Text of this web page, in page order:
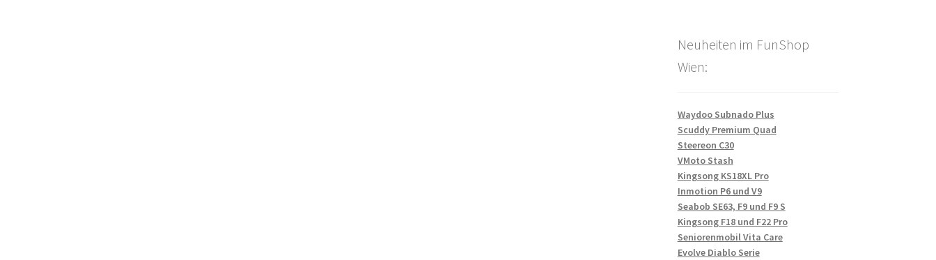
Neuheiten im FunShop
Wien:
Waydoo Subnado Plus
Scuddy Premium Quad
Steereon C30
VMoto Stash
Kingsong KS18XL Pro
Inmotion P6 und V9
Seabob SE63, F9 und F9 S
Kingsong F18 und F22 Pro
Seniorenmobil Vita Care
Evolve Diablo Serie